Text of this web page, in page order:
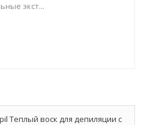
экст...
Теплый воск для депиляции с